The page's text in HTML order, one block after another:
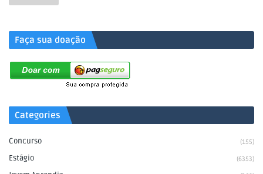
Faça sua doação
Categories
Concurso (155)
Estágio (6353)